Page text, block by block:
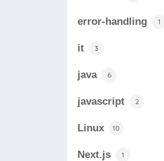
error-handling 1
it 3
java 6
javascript 2
Linux 10
Next.js 1